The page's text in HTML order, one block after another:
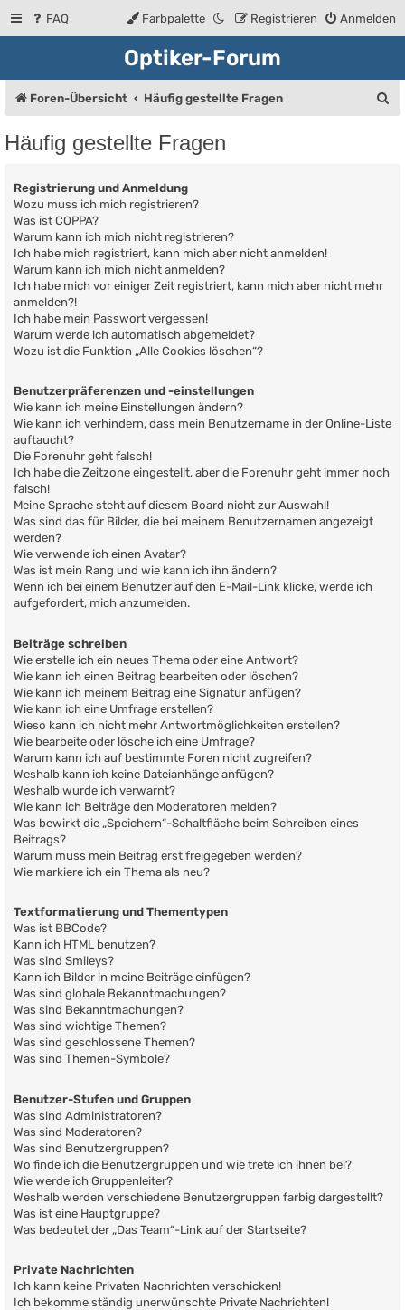
FAQ Anmelden
Registrieren
Farbpalette
Optiker-Forum
Foren-Übersicht Häufig gestellte Fragen
Häufig gestellte Fragen
Registrierung und Anmeldung
Wozu muss ich mich registrieren?
Was ist COPPA?
Warum kann ich mich nicht registrieren?
Ich habe mich registriert, kann mich aber nicht anmelden!
Warum kann ich mich nicht anmelden?
Ich habe mich vor einiger Zeit registriert, kann mich aber nicht mehr
anmelden?!
Ich habe mein Passwort vergessen!
Warum werde ich automatisch abgemeldet?
Wozu ist die Funktion „Alle Cookies löschen“?
Benutzerpräferenzen und -einstellungen
Wie kann ich meine Einstellungen ändern?
Wie kann ich verhindern, dass mein Benutzername in der Online-Liste
auftaucht?
Die Forenuhr geht falsch!
Ich habe die Zeitzone eingestellt, aber die Forenuhr geht immer noch
falsch!
Meine Sprache steht auf diesem Board nicht zur Auswahl!
Was sind das für Bilder, die bei meinem Benutzernamen angezeigt
werden?
Wie verwende ich einen Avatar?
Was ist mein Rang und wie kann ich ihn ändern?
Wenn ich bei einem Benutzer auf den E-Mail-Link klicke, werde ich
aufgefordert, mich anzumelden.
Beiträge schreiben
Wie erstelle ich ein neues Thema oder eine Antwort?
Wie kann ich einen Beitrag bearbeiten oder löschen?
Wie kann ich meinem Beitrag eine Signatur anfügen?
Wie kann ich eine Umfrage erstellen?
Wieso kann ich nicht mehr Antwortmöglichkeiten erstellen?
Wie bearbeite oder lösche ich eine Umfrage?
Warum kann ich auf bestimmte Foren nicht zugreifen?
Weshalb kann ich keine Dateianhänge anfügen?
Weshalb wurde ich verwarnt?
Wie kann ich Beiträge den Moderatoren melden?
Was bewirkt die „Speichern“-Schaltfläche beim Schreiben eines
Beitrags?
Warum muss mein Beitrag erst freigegeben werden?
Wie markiere ich ein Thema als neu?
Textformatierung und Thementypen
Was ist BBCode?
Kann ich HTML benutzen?
Was sind Smileys?
Kann ich Bilder in meine Beiträge einfügen?
Was sind globale Bekanntmachungen?
Was sind Bekanntmachungen?
Was sind wichtige Themen?
Was sind geschlossene Themen?
Was sind Themen-Symbole?
Benutzer-Stufen und Gruppen
Was sind Administratoren?
Was sind Moderatoren?
Was sind Benutzergruppen?
Wo finde ich die Benutzergruppen und wie trete ich ihnen bei?
Wie werde ich Gruppenleiter?
Weshalb werden verschiedene Benutzergruppen farbig dargestellt?
Was ist eine Hauptgruppe?
Was bedeutet der „Das Team“-Link auf der Startseite?
Private Nachrichten
Ich kann keine Privaten Nachrichten verschicken!
Ich bekomme ständig unerwünschte Private Nachrichten!